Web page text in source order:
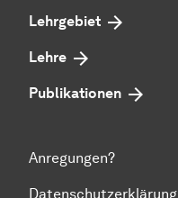
Lehrgebiet
Lehre
Publikationen
Anregungen?
Datenschutzerklärung